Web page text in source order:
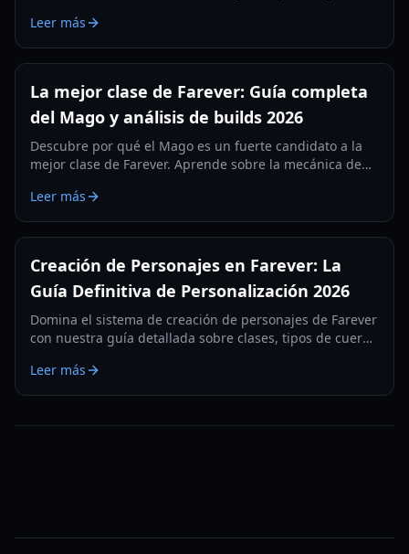
Leer más
La mejor clase de Farever: Guía completa
del Mago y análisis de builds 2026
Descubre por qué el Mago es un fuerte candidato a la
mejor clase de Farever. Aprende sobre la mecánica de
combate al estilo souls.
Leer más
Creación de Personajes en Farever: La
Guía Definitiva de Personalización 2026
Domina el sistema de creación de personajes de Farever
con nuestra guía detallada sobre clases, tipos de cuerpo
2026.
Leer más